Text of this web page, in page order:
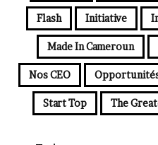
Flash Initiative
Made In Cameroun
Nos CEO
Start Top The